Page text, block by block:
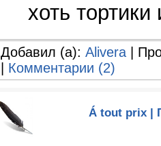
хоть
Добавил (а): Alivera |
| Комментарии (2)
Á tout prix |